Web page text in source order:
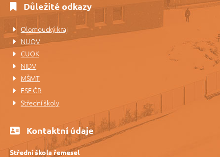
Důležité odkazy
Olomoucký kraj
NUOV
CUOK
NIDV
MŠMT
ESF ČR
Střední školy
Kontaktní údaje
Střední škola řemesel